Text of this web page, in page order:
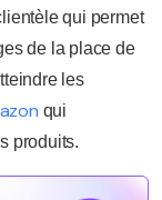
qui permet
de la place de
les
qui
produits.